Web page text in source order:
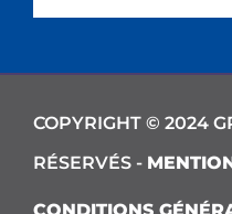
COPYRIGHT © 2024
RÉSERVÉS -
CONDITIONS